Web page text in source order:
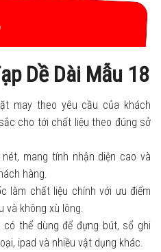
Dề Dài Mẫu 18
may theo yêu cầu của khách
cho tới chất liệu theo đúng sở
mang tính nhận diện cao và
hàng.
làm chất liệu chính với ưu điểm
và không xù lông.
thể dùng để đựng bút, sổ ghi
ipad và nhiều vật dụng khác.